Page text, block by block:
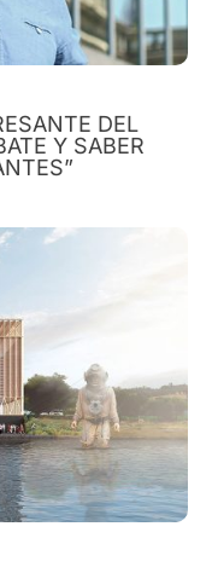
DEL
Y SABER